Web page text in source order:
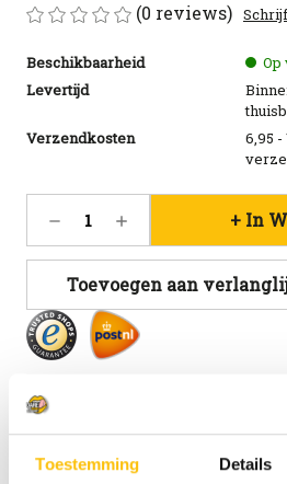
Toestemming Details
(0 reviews)
Beschikbaarheid
Op
Levertijd
Verzendkosten
6,95
voorraad:
66
Hoeveelheid
van
Trappe
bierglas
30cl
Hoeveelheid
van
Trappe
bierglas
30cl
Toevoegen aan
Specificaties